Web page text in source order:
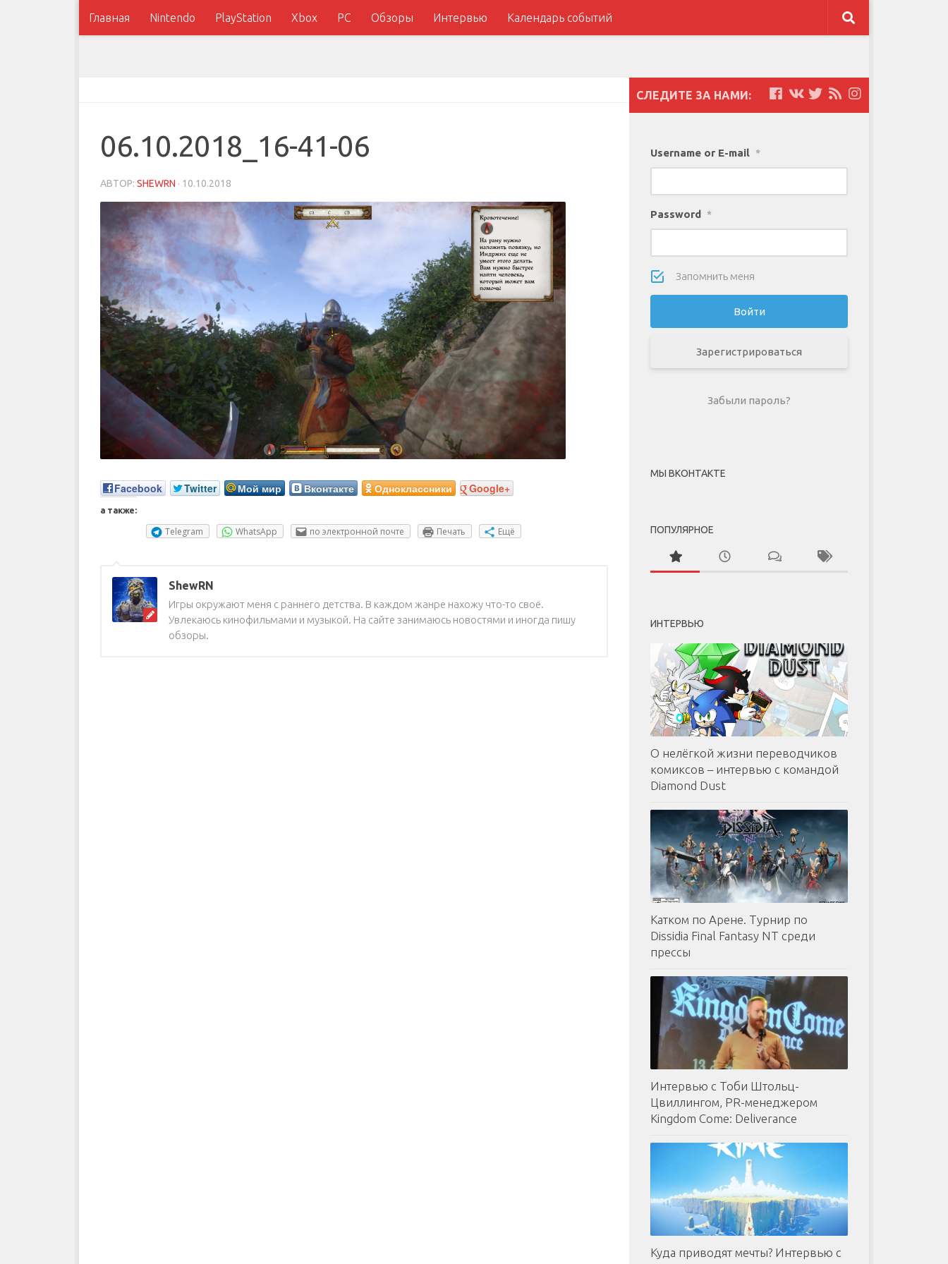
Главная Nintendo PlayStation Xbox PC Обзоры Интервью Календарь событий
06.10.2018_16-41-06
АВТОР: SHEWRN · 10.10.2018
Facebook Twitter Мой мир Вконтакте Одноклассники Google+
а также:
Telegram WhatsApp по электронной почте Печать Ещё
ShewRN
Игры окружают меня с раннего детства. В каждом жанре нахожу что-то своё.
Увлекаюсь кинофильмами и музыкой. На сайте занимаюсь новостями и иногда пишу
обзоры.
СЛЕДИТЕ ЗА НАМИ:
Username or E-mail *
Password *
Запомнить меня
Зарегистрироваться
Забыли пароль?
МЫ ВКОНТАКТЕ
ПОПУЛЯРНОЕ
ИНТЕРВЬЮ
О нелёгкой жизни переводчиков
комиксов – интервью с командой
Diamond Dust
Катком по Арене. Турнир по
Dissidia Final Fantasy NT среди
прессы
Интервью с Тоби Штольц-
Цвиллингом, PR-менеджером
Kingdom Come: Deliverance
Куда приводят мечты? Интервью с